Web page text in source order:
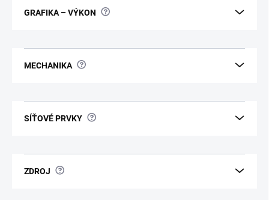
GRAFIKA – VÝKON ?
MECHANIKA ?
SÍŤOVÉ PRVKY ?
ZDROJ ?